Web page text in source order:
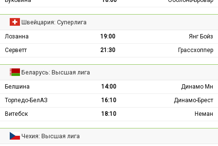
Швейцария: Суперлига
Лозанна 19:00
Янг Бойз
Серветт
21:30 Грассхоппер
Беларусь: Высшая лига
Белшина 14:00
Динамо Мн
Торпедо-БелАЗ
16:10
Динамо-Брест
Витебск
18:10 Неман
Чехия: Высшая лига